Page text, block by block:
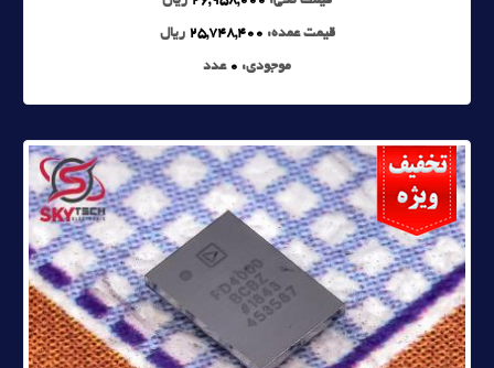
قیمت عمده: 25,748,400 ریال
موجودی: 0 عدد